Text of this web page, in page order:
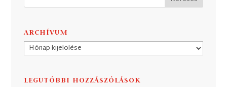
ARCHÍVUM
Archívum
LEGUTÓBBI HOZZÁSZÓLÁSOK